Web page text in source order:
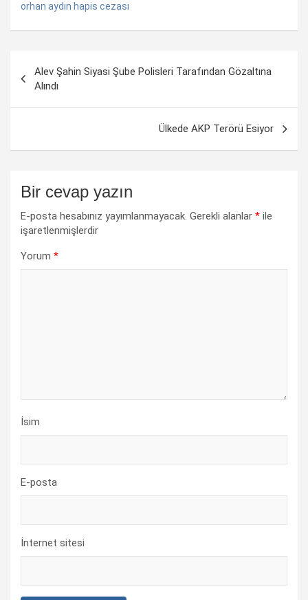
orhan aydın hapis cezası
dolaşımı
Alev Şahin Siyasi Şube Polisleri Tarafından Gözaltına
Alındı
Ülkede AKP Terörü Esiyor
Bir cevap yazın
E-posta hesabınız yayımlanmayacak. Gerekli alanlar * ile
işaretlenmişlerdir
Yorum *
İsim
E-posta
İnternet sitesi